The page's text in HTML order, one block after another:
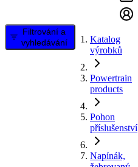
Filtrování a
vyhledávání
Katalog
výrobků
Powertrain
products
Pohon
příslušenství
Napínák,